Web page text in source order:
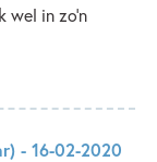
in zo’n
- 16-02-2020